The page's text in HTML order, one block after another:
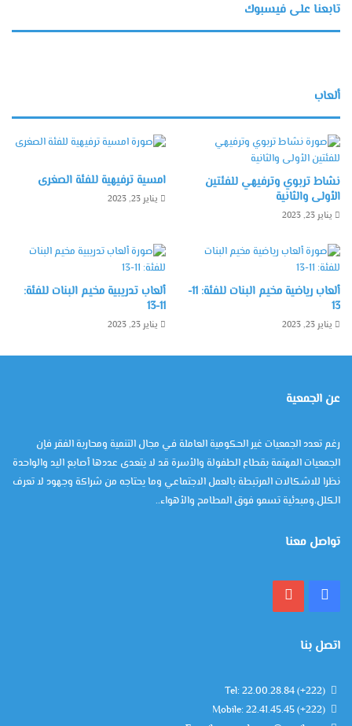
تابعنا على فيسبوك
ألعاب
نشاط تربوي وترفيهي للفئتين
الأولى والثانية
يناير 23, 2023
امسية ترفيهية للفئة الصغرى
يناير 23, 2023
ألعاب رياضية مخيم البنات للفئة: 11-
13
يناير 23, 2023
ألعاب تدريبية مخيم البنات للفئة:
11-13
يناير 23, 2023
عن الجمعية
رغم تعدد الجمعيات غير الحكومية العاملة في مجال التنمية ومحاربة الفقر فإن
الجمعيات المهتمة بقطاع الطفولة والأسرة قد لا يتعدى عددها أصابع اليد والواحدة
نظرا للاشكالات المرتبطة بالعمل الاجتماعي وما يحتاجه من شراكة وجهود لا تعرف
الكلل،ومبدئية تسمو فوق المطامح والأهواء..
تواصل معنا
فيسبوك
اتصل بنا